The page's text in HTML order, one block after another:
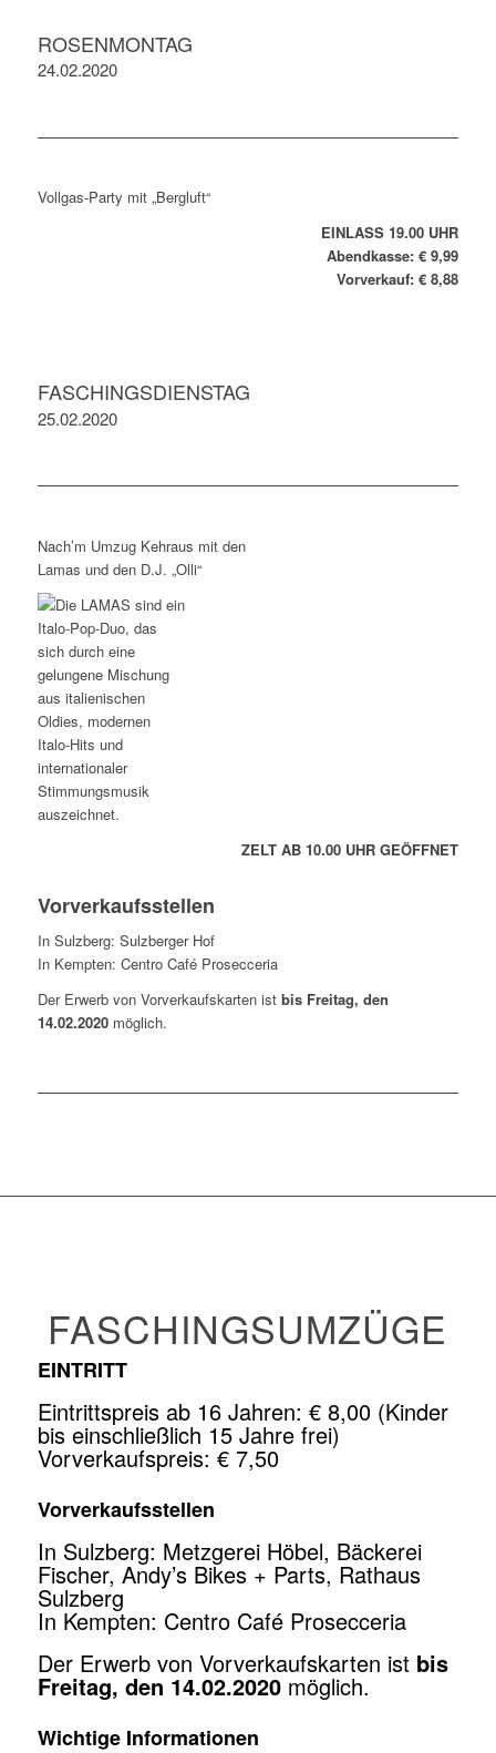
ROSENMONTAG
24.02.2020
Vollgas-Party mit „Bergluft“
EINLASS 19.00 UHR
Abendkasse: € 9,99
Vorverkauf: € 8,88
FASCHINGSDIENSTAG
25.02.2020
Nach’m Umzug Kehraus mit den
Lamas und den D.J. „Olli“
ZELT AB 10.00 UHR GEÖFFNET
Vorverkaufsstellen
In Sulzberg: Sulzberger Hof
In Kempten: Centro Café Prosecceria
Der Erwerb von Vorverkaufskarten ist bis Freitag, den
14.02.2020möglich.
FASCHINGSUMZÜGE
EINTRITT
Eintrittspreis ab 16 Jahren: € 8,00 (Kinder
bis einschließlich 15 Jahre frei)
Vorverkaufspreis: € 7,50
Vorverkaufsstellen
In Sulzberg: Metzgerei Höbel, Bäckerei
Fischer, Andy’s Bikes + Parts, Rathaus
Sulzberg
In Kempten: Centro Café Prosecceria
Der Erwerb von Vorverkaufskarten ist bis
Freitag, den 14.02.2020möglich.
Wichtige Informationen